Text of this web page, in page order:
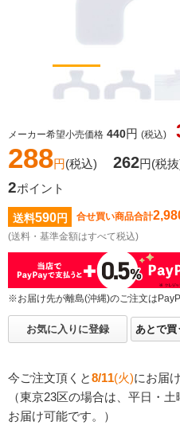
メーカー希望小売価格 440円 (税込)
288円(税込) 262円(税
2ポイント
送料590円 合せ買い商品合計
(送料・基準金額はすべて税込)
※お届け先が離島(沖縄)のご注文は
お気に入りに登録 あとで買
今ご注文頂くと8/11(火)にお届
（東京23区の場合は、平日・
お届け可能です。）